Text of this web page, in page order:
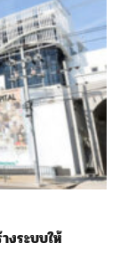
งระบบให้